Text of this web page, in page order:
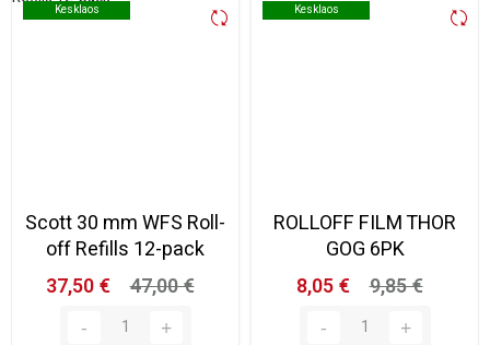
Kesklaos
Kesklaos
Scott 30 mm WFS Roll-
off Refills 12-pack
37,50 €
47,00 €
Kesklaos
Kesklaos
ROLLOFF FILM THOR
GOG 6PK
8,05 €
9,85 €